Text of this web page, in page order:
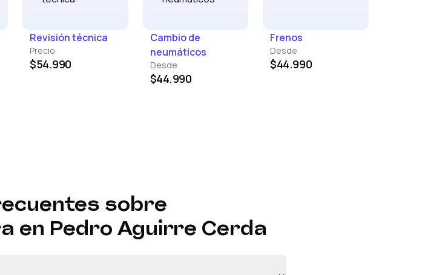
Revisión técnica
Precio
$54.990
Cambio de
neumáticos
Desde
$44.990
Frenos
Desde
$44.990
sobre
en Pedro Aguirre Cerda